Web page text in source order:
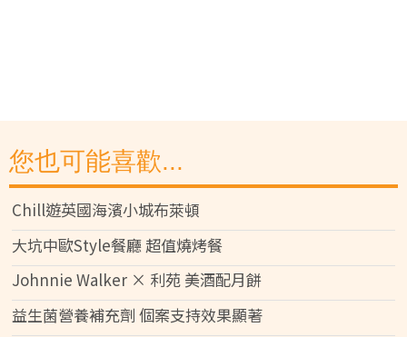
您也可能喜歡...
Chill遊英國海濱小城布萊頓
大坑中歐Style餐廳 超值燒烤餐
Johnnie Walker × 利苑 美酒配月餅
益生菌營養補充劑 個案支持效果顯著